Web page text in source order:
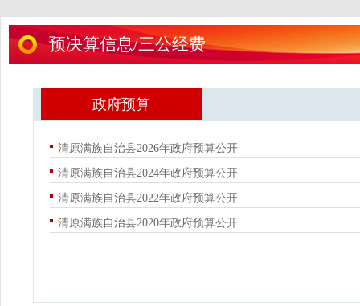
预决算信息/三公经费
政府预算
清原满族自治县2026年政府预算公开
清原满族自治县2024年政府预算公开
清原满族自治县2022年政府预算公开
清原满族自治县2020年政府预算公开